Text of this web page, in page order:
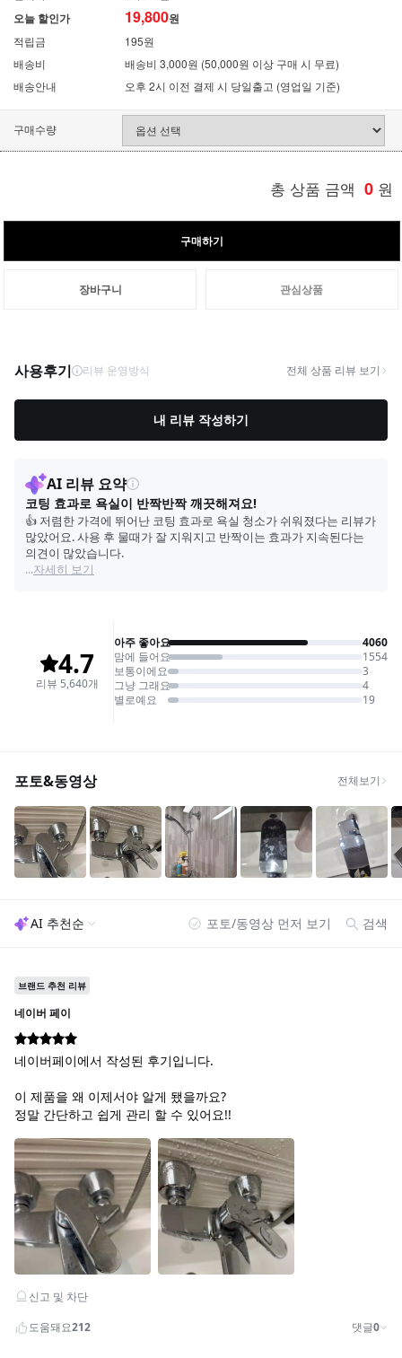
오늘 할인가 19,800원
적립금
195원
배송비
배송비 3,000원 (50,000원 이상 구매 시 무료)
배송안내
오후 2시 이전 결제 시 당일출고 (영업일 기준)
구매수량
총 상품 금액 0 원
구매하기
장바구니 관심상품